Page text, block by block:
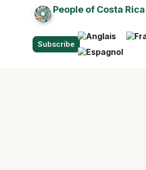
People of Costa Rica
Subscribe